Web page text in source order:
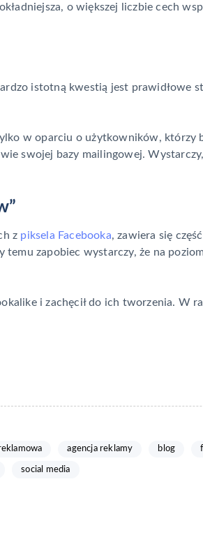
o większej liczbie cech
istotną kwestią jest prawidłowe
w oparciu o użytkowników, którzy
swojej bazy mailingowej.
z piksela Facebooka, zawiera się
zapobiec wystarczy, że na
i zachęcił do ich tworzenia. W
agencja reklamy blog
social media